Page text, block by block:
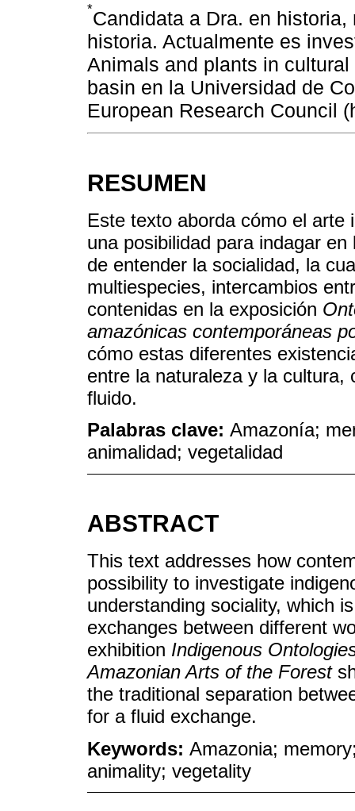
*Candidata a Dra. en
historia. Actualmente es
Animals and plants in
basin en la Universidad de
European Research Council
RESUMEN
Este texto aborda cómo el arte
una posibilidad para indagar
de entender la socialidad, la
multiespecies, intercambios
contenidas en la exposición
amazónicas contemporáneas
cómo estas diferentes
entre la naturaleza y la cultura,
fluido.
Palabras clave: Amazonía;
animalidad; vegetalidad
ABSTRACT
This text addresses how
possibility to investigate
understanding sociality, which
exchanges between different
exhibition Indigenous
Amazonian Arts of the Forest
the traditional separation
for a fluid exchange.
Keywords: Amazonia;
animality; vegetality